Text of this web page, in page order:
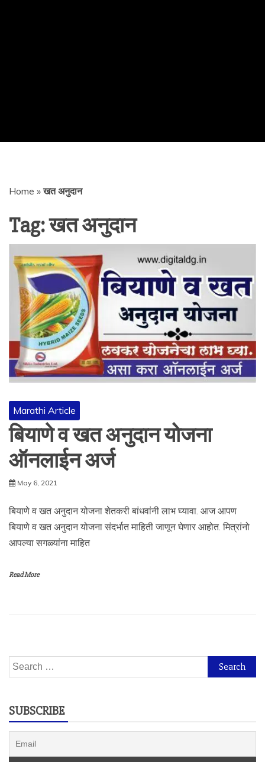
Home »खत अनुदान
Tag:खत अनुदान
Marathi Article
बियाणे व खत अनुदान योजना
ऑनलाईन अर्ज
May 6, 2021
बियाणे व खत अनुदान योजना शेतकरी बांधवांनी लाभ घ्यावा. आज आपण
बियाणे व खत अनुदान योजना संदर्भात माहिती जाणून घेणार आहोत. मित्रांनो
आपल्या सगळ्यांना माहित
Read More
Search
for:
SUBSCRIBE